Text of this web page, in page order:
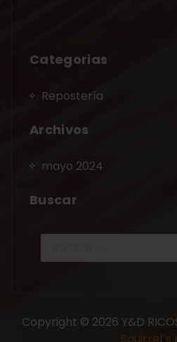
Categorias
Repostería
Archivos
mayo 2024
Buscar
Copyright © 2026 Y&D
Squirrel´s